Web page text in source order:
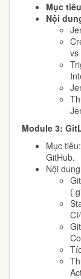
Mục
Nội
vs
Module 3:
Mục
GitHub.
Nội